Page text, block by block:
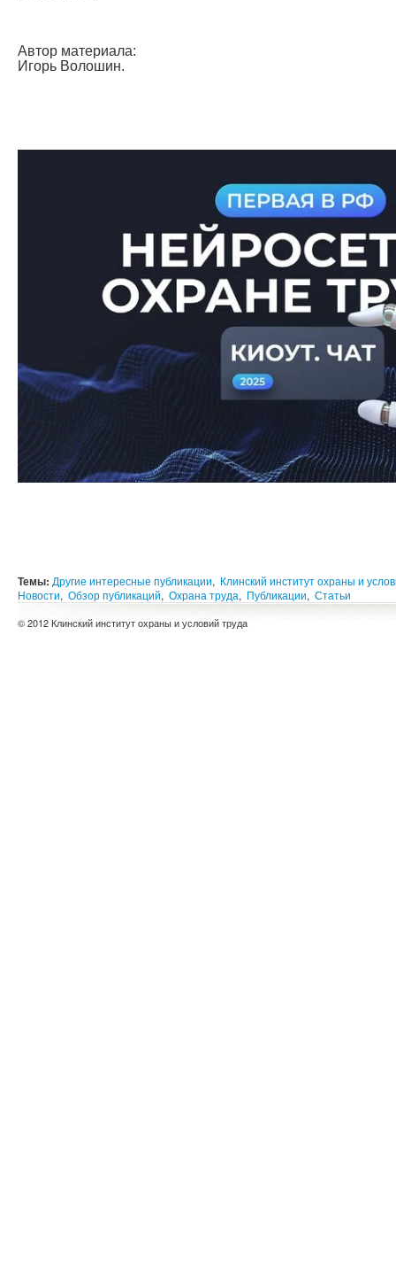
Автор материала:
Игорь Волошин.
Темы: Другие интересные публикации, Клинский институт охраны и
Новости, Обзор публикаций, Охрана труда, Публикации, Статьи
© 2012 Клинский институт охраны и условий труда